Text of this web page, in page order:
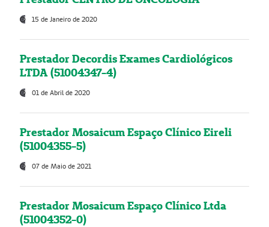
15 de Janeiro de 2020
Prestador Decordis Exames Cardiológicos
LTDA (51004347-4)
01 de Abril de 2020
Prestador Mosaicum Espaço Clínico Eireli
(51004355-5)
07 de Maio de 2021
Prestador Mosaicum Espaço Clínico Ltda
(51004352-0)